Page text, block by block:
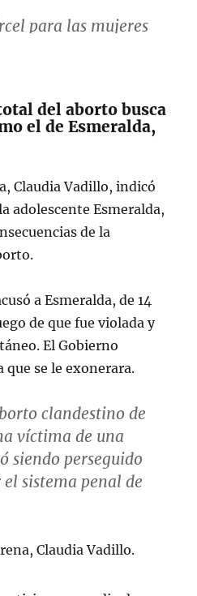
para las mujeres
del aborto busca
el de Esmeralda,
Claudia Vadillo, indicó
adolescente Esmeralda,
de la
a Esmeralda, de 14
de que fue violada y
El Gobierno
se le exonerara.
clandestino de
víctima de una
siendo perseguido
sistema penal de
Claudia Vadillo.